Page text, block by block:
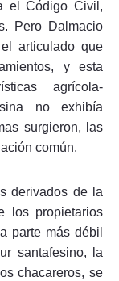
el Código Civil,
Pero Dalmacio
articulado que
y esta
agrícola-
no exhibía
surgieron, las
común.
derivados de la
los propietarios
parte más débil
santafesino, la
chacareros, se